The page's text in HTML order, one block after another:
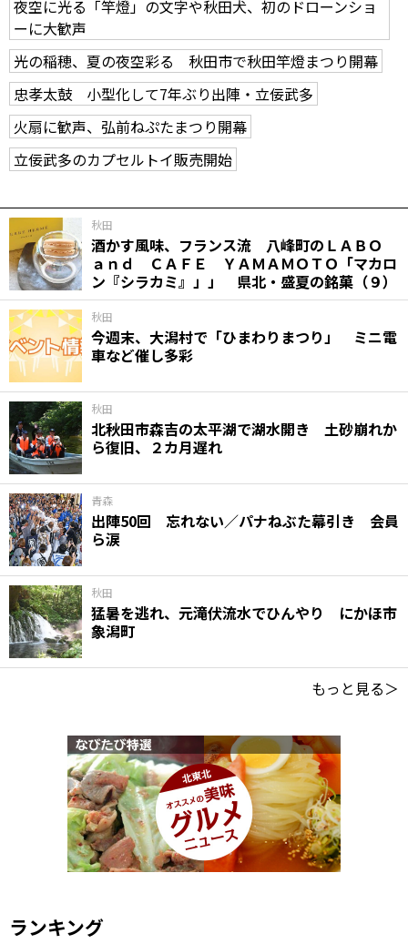
夜空に光る「竿燈」の文字や秋田犬、初のドローンショ
ーに大歓声
光の稲穂、夏の夜空彩る 秋田市で秋田竿燈まつり開幕
忠孝太鼓 小型化して7年ぶり出陣・立佞武多
火扇に歓声、弘前ねぷたまつり開幕
立佞武多のカプセルトイ販売開始
秋田
酒かす風味、フランス流 八峰町のＬＡＢＯ
ａｎｄ ＣＡＦＥ ＹＡＭＡＭＯＴＯ「マカロ
ン『シラカミ』」」 県北・盛夏の銘菓（９）
秋田
今週末、大潟村で「ひまわりまつり」 ミニ電
車など催し多彩
秋田
北秋田市森吉の太平湖で湖水開き 土砂崩れか
ら復旧、２カ月遅れ
青森
出陣50回 忘れない／パナねぶた幕引き 会員
ら涙
秋田
猛暑を逃れ、元滝伏流水でひんやり にかほ市
象潟町
もっと見る＞
ランキング